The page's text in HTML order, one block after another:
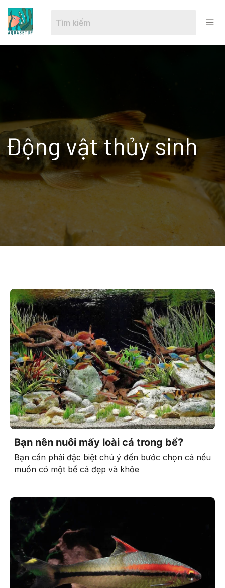
Động vật thủy sinh
Bạn nên nuôi mấy loài cá trong bể?
Bạn cần phải đặc biệt chú ý đến bước chọn cá nếu
muốn có một bể cá đẹp và khỏe